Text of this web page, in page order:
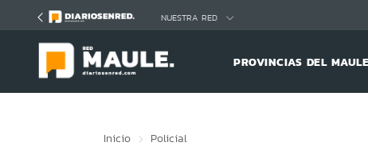
NUESTRA RED
PROVINCIAS DEL MAULE
Inicio Policial